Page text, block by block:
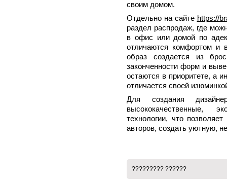
своим домом.
Отдельно на сайте https://
раздел распродаж, где
в офис или домой по
отличаются комфортом и
образ создается из
законченности форм и
остаются в приоритете, а
отличается своей
Для создания
высококачественные,
технологии, что
авторов, создать уютную,
????????? ??????